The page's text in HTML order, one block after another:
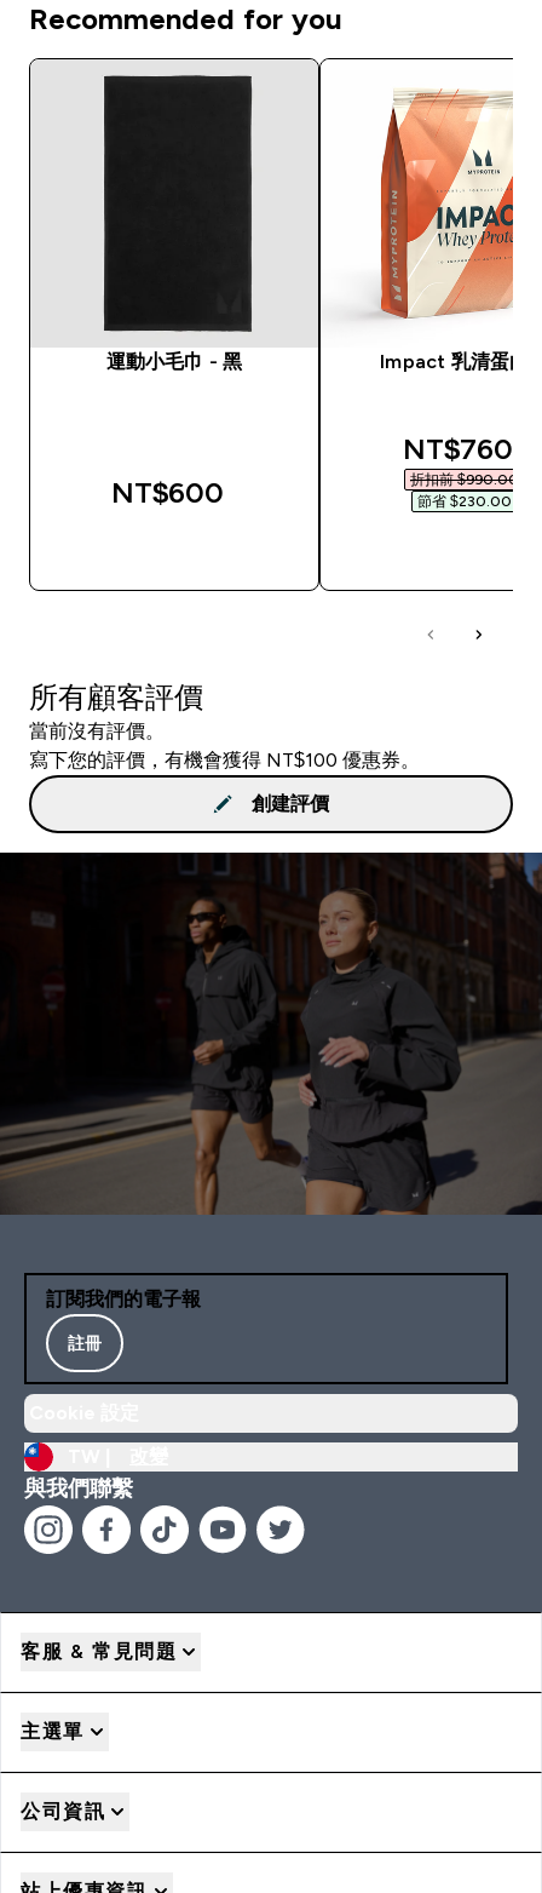
Recommended for you
運動小毛巾 - 黑
NT$600‎
Impact 乳清蛋白
NT$760‎
折扣前 $990.00‎
節省 $230.00‎
所有顧客評價
當前沒有評價。
寫下您的評價，有機會獲得 NT$100 優惠券。
創建評價
訂閱我們的電子報
註冊
與我們聯繫
客服 & 常見問題
主選單
公司資訊